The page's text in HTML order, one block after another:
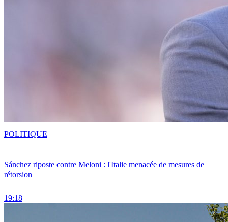
Sánchez riposte contre Meloni : l'Italie menacée de mesures de
rétorsion
19:18
POLITIQUE